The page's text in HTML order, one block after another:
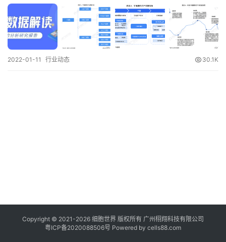
临
床
我
登录 注册
2022-01-11 行业动态 30.1K
Copyright © 2021-2026 细胞世界 版权所有 广州栩翔科技有限公司
粤ICP备2020088506号 Powered by cells88.com